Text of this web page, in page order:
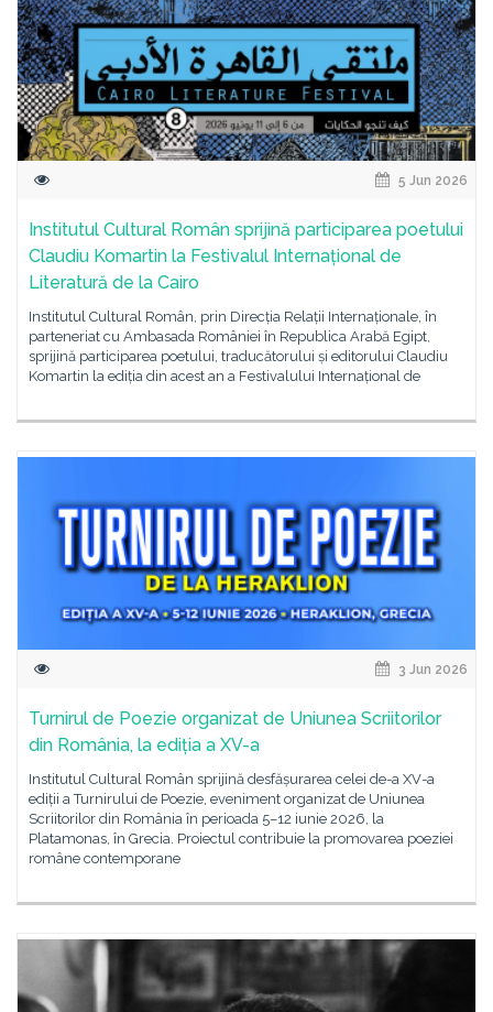
5 Jun 2026
Institutul Cultural Român sprijină participarea poetului
Claudiu Komartin la Festivalul Internațional de
Literatură de la Cairo
Institutul Cultural Român, prin Direcția Relații Internaționale, în
parteneriat cu Ambasada României în Republica Arabă Egipt,
sprijină participarea poetului, traducătorului și editorului Claudiu
Komartin la ediția din acest an a Festivalului Internațional de
3 Jun 2026
Turnirul de Poezie organizat de Uniunea Scriitorilor
din România, la ediția a XV-a
Institutul Cultural Român sprijină desfășurarea celei de-a XV-a
ediții a Turnirului de Poezie, eveniment organizat de Uniunea
Scriitorilor din România în perioada 5–12 iunie 2026, la
Platamonas, în Grecia. Proiectul contribuie la promovarea poeziei
române contemporane